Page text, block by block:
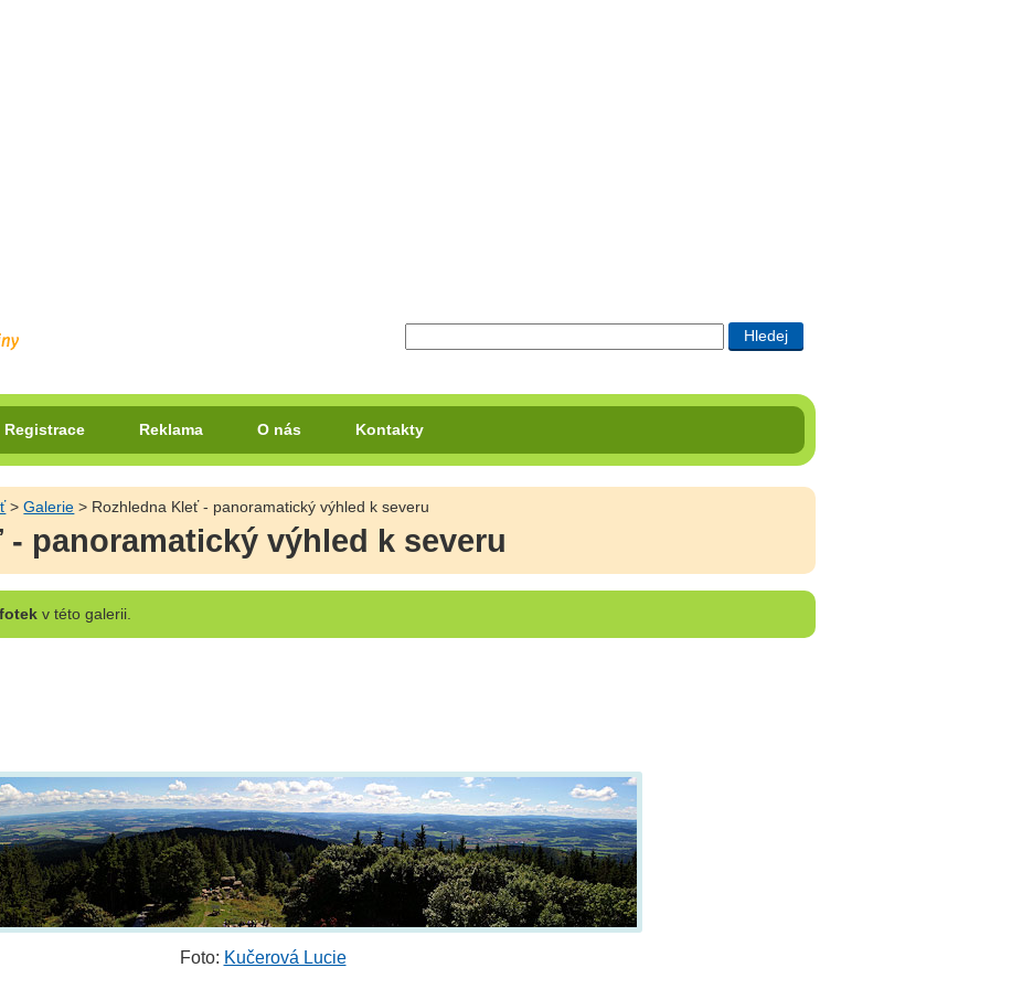
Registrace Reklama O nás Kontakty
>Galerie > Rozhledna Kleť - panoramatický výhled k severu
panoramatický výhled k severu
v této galerii.
Foto: Kučerová Lucie